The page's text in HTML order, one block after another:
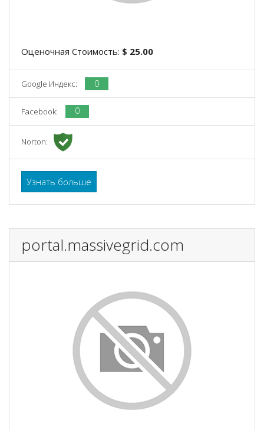
Оценочная Стоимость: $ 25.00
Google Индекс: 0
Facebook: 0
Norton:
Узнать больше
portal.massivegrid.com